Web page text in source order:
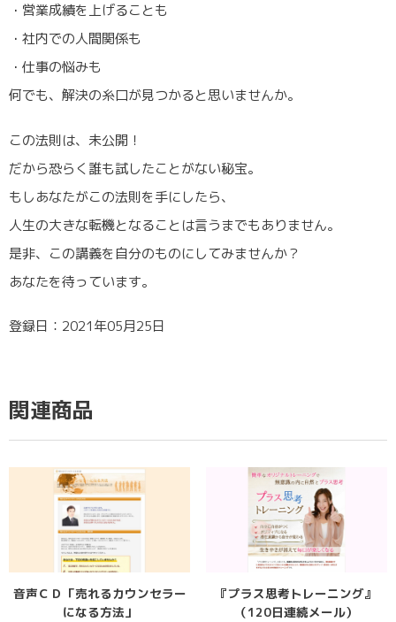
・営業成績を上げることも
・社内での人間関係も
・仕事の悩みも
何でも、解決の糸口が見つかると思いませんか。
この法則は、未公開！
だから恐らく誰も試したことがない秘宝。
もしあなたがこの法則を手にしたら、
人生の大きな転機となることは言うまでもありません。
是非、この講義を自分のものにしてみませんか？
あなたを待っています。
登録日：2021年05月25日
関連商品
音声ＣＤ「売れるカウンセラー
になる方法」
『プラス思考トレーニング』
（120日連続メール）